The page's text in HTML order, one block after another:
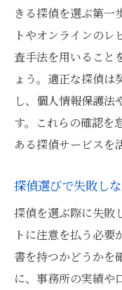
きる探偵を選ぶ第一
トやオンラインの
査手法を用いること
ょう。適正な探偵は
し、個人情報保護法
す。これらの確認を
ある探偵サービスを
探偵選びで失敗し
探偵を選ぶ際に失敗
トに注意を払う必要
書を持つかどうかを
に、事務所の実績や